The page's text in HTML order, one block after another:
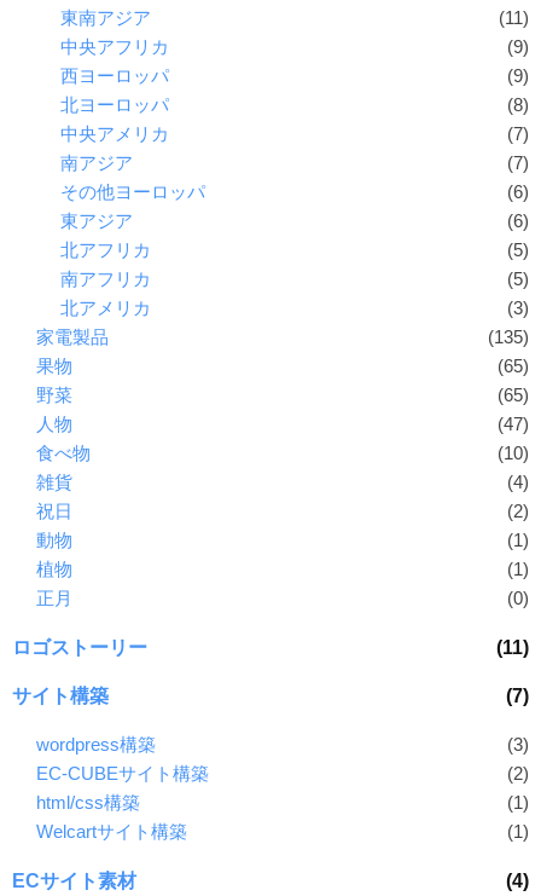
東南アジア
(11)
中央アフリカ
(9)
西ヨーロッパ
(9)
北ヨーロッパ
(8)
中央アメリカ
(7)
南アジア
(7)
その他ヨーロッパ
(6)
東アジア
(6)
北アフリカ
(5)
南アフリカ
(5)
北アメリカ
(3)
家電製品
(135)
果物
(65)
野菜
(65)
人物
(47)
食べ物
(10)
雑貨
(4)
祝日
(2)
動物
(1)
植物
(1)
正月
(0)
ロゴストーリー (11)
サイト構築 (7)
wordpress構築
(3)
EC-CUBEサイト構築
(2)
html/css構築
(1)
Welcartサイト構築
(1)
ECサイト素材 (4)